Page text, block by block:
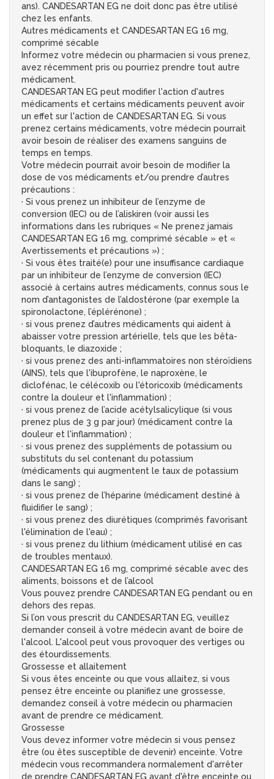
ans). CANDESARTAN EG ne doit donc pas être utilisé
chez les enfants.
Autres médicaments et CANDESARTAN EG 16 mg,
comprimé sécable
Informez votre médecin ou pharmacien si vous prenez,
avez récemment pris ou pourriez prendre tout autre
médicament.
CANDESARTAN EG peut modifier l'action d'autres
médicaments et certains médicaments peuvent avoir
un effet sur l'action de CANDESARTAN EG. Si vous
prenez certains médicaments, votre médecin pourrait
avoir besoin de réaliser des examens sanguins de
temps en temps.
Votre médecin pourrait avoir besoin de modifier la
dose de vos médicaments et/ou prendre d’autres
précautions :
· Si vous prenez un inhibiteur de l’enzyme de
conversion (IEC) ou de l’aliskiren (voir aussi les
informations dans les rubriques « Ne prenez jamais
CANDESARTAN EG 16 mg, comprimé sécable » et «
Avertissements et précautions ») ;
· Si vous êtes traité(e) pour une insuffisance cardiaque
par un inhibiteur de l’enzyme de conversion (IEC)
associé à certains autres médicaments, connus sous le
nom d’antagonistes de l’aldostérone (par exemple la
spironolactone, l’éplérénone) ;
· si vous prenez d’autres médicaments qui aident à
abaisser votre pression artérielle, tels que les bêta-
bloquants, le diazoxide ;
· si vous prenez des anti-inflammatoires non stéroïdiens
(AINS), tels que l'ibuprofène, le naproxène, le
diclofénac, le célécoxib ou l'étoricoxib (médicaments
contre la douleur et l'inflammation) ;
· si vous prenez de l’acide acétylsalicylique (si vous
prenez plus de 3 g par jour) (médicament contre la
douleur et l'inflammation) ;
· si vous prenez des suppléments de potassium ou
substituts du sel contenant du potassium
(médicaments qui augmentent le taux de potassium
dans le sang) ;
· si vous prenez de l’héparine (médicament destiné à
fluidifier le sang) ;
· si vous prenez des diurétiques (comprimés favorisant
l'élimination de l'eau) ;
· si vous prenez du lithium (médicament utilisé en cas
de troubles mentaux).
CANDESARTAN EG 16 mg, comprimé sécable avec des
aliments, boissons et de l’alcool
Vous pouvez prendre CANDESARTAN EG pendant ou en
dehors des repas.
Si l’on vous prescrit du CANDESARTAN EG, veuillez
demander conseil à votre médecin avant de boire de
l'alcool. L'alcool peut vous provoquer des vertiges ou
des étourdissements.
Grossesse et allaitement
Si vous êtes enceinte ou que vous allaitez, si vous
pensez être enceinte ou planifiez une grossesse,
demandez conseil à votre médecin ou pharmacien
avant de prendre ce médicament.
Grossesse
Vous devez informer votre médecin si vous pensez
être (ou êtes susceptible de devenir) enceinte. Votre
médecin vous recommandera normalement d'arrêter
de prendre CANDESARTAN EG avant d'être enceinte ou